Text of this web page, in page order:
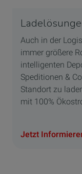
Auch in der
immer größere
intelligenten
Speditionen &
Standort zu
mit 100%
Jetzt